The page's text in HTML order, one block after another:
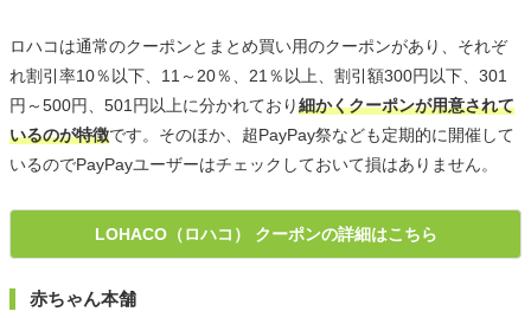
ロハコは通常のクーポンとまとめ買い用のクーポンがあり、それぞ
れ割引率10％以下、11～20％、21％以上、割引額300円以下、301
円～500円、501円以上に分かれており細かくクーポンが用意されて
いるのが特徴です。そのほか、超PayPay祭なども定期的に開催して
いるのでPayPayユーザーはチェックしておいて損はありません。
LOHACO（ロハコ） クーポンの詳細はこちら
赤ちゃん本舗